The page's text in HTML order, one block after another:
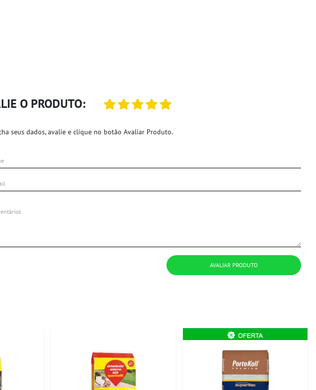
O PRODUTO:
seus dados, avalie e clique no botão Avaliar Produto.
AVALIAR PRODUTO